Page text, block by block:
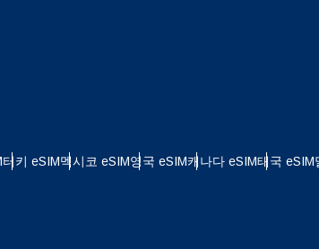
터키 eSIM멕시코 eSIM영국 eSIM캐나다 eSIM태국 eSIM